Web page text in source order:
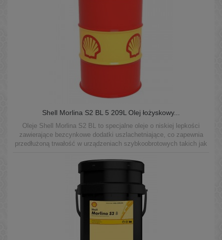
Shell Morlina S2 BL 5 209L Olej łożyskowy...
Oleje Shell Morlina S2 BL to specjalne oleje o niskiej lepkości
zawierające bezcynkowe dodatki uszlachetniające, co zapewnia
przedłużoną trwałość w urządzeniach szybkoobrotowych takich jak